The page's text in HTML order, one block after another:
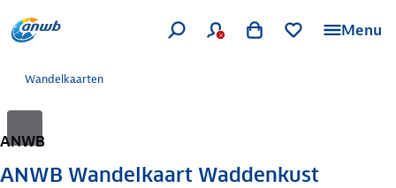
Menu
Wandelkaarten
ANWB
ANWB Wandelkaart Waddenkust